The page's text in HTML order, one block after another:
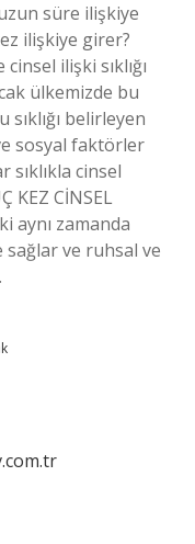
uzun süre ilişkiye
ilişkiye girer?
ilişki sıklığı
ülkemizde bu
sıklığı belirleyen
sosyal faktörler
cinsel
KEZ CİNSEL
aynı zamanda
ve ruhsal ve